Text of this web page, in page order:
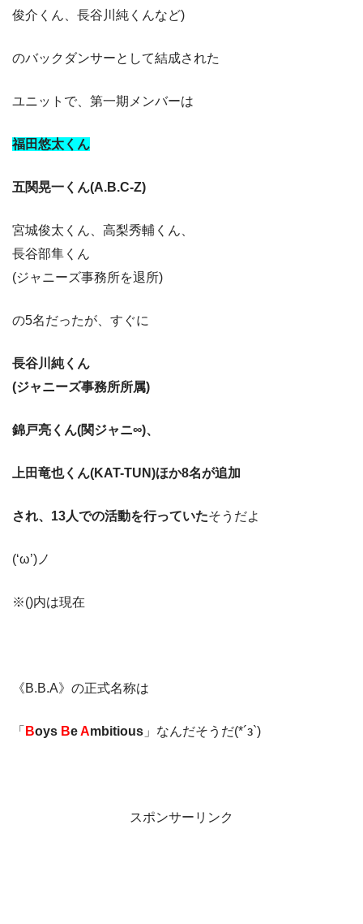
俊介くん、長谷川純くんなど)
のバックダンサーとして結成された
ユニットで、第一期メンバーは
福田悠太くん
五関晃一くん(A.B.C-Z)
宮城俊太くん、高梨秀輔くん、
長谷部隼くん
(ジャニーズ事務所を退所)
の5名だったが、すぐに
長谷川純くん
(ジャニーズ事務所所属)
錦戸亮くん(関ジャニ∞)、
上田竜也くん(KAT-TUN)ほか8名が追加
され、13人での活動を行っていたそうだよ
(‘ω’)ノ
※()内は現在
《B.B.A》の正式名称は
「 Boys BeAmbitious 」なんだそうだ(*´з`)
スポンサーリンク